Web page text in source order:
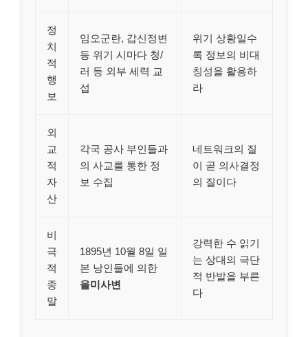
정
치
적
행
보
임오군란, 갑신정변
등 위기 시마다 청/
러 등 외부 세력 교
섭
위기 상황일수
록 정보의 비대
칭성을 활용하
라
외
교
적
자
산
각국 공사 부인들과
의 사교를 통한 정
보 수집
네트워크의 질
이 곧 의사결정
의 질이다
비
극
적
종
말
1895년 10월 8일 일
본 낭인들에 의한
을미사변
강력한 수 읽기
는 상대의 극단
적 반발을 부른
다